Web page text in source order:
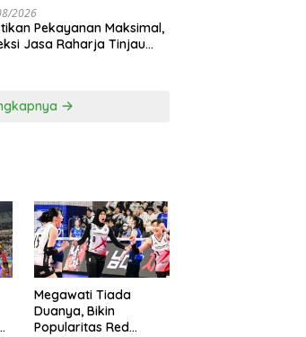
2026
Pekayanan Maksimal,
Jasa Raharja Tinjau
Megawati Tiada
Duanya, Bikin
Popularitas Red